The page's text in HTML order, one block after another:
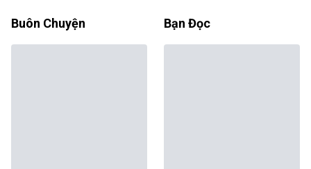
Buôn Chuyện Bạn Đọc